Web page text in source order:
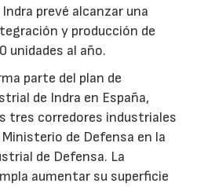
prevé alcanzar una
y producción de
unidades al año.
parte del plan de
de Indra en España,
tres corredores industriales
de Defensa en la
de Defensa. La
aumentar su superficie